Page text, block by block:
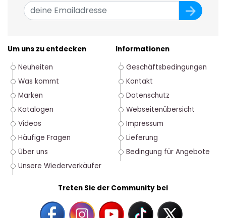
Um uns zu entdecken
Neuheiten
Was kommt
Marken
Katalogen
Videos
Häufige Fragen
Über uns
Unsere Wiederverkäufer
Treten Sie der Community bei
Informationen
Geschäftsbedingungen
Kontakt
Datenschutz
Webseitenübersicht
Impressum
Lieferung
Bedingung für Angebote